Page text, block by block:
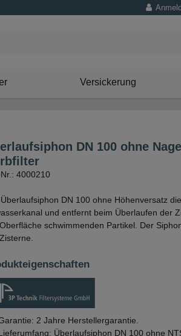
Versickerung
DN 100 ohne
4000210
DN 100 ohne Höhenversatz
und entfernt beim Überlaufen der
schwimmenden Partikel. Der
2 Jahre Herstellergarantie.
Überlaufsiphon DN 100 ohne